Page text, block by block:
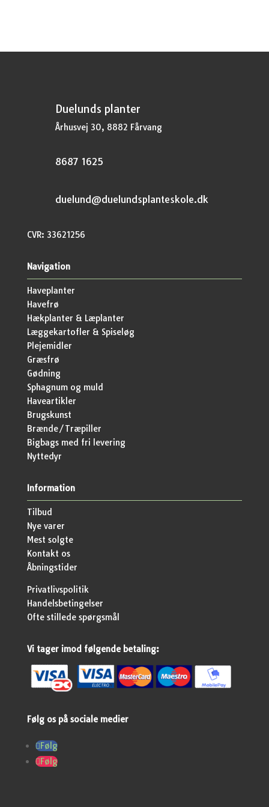
Duelunds planter
Århusvej 30, 8882 Fårvang
8687 1625
duelund@duelundsplanteskole.dk
CVR: 33621256
Navigation
Haveplanter
Havefrø
Hækplanter & Læplanter
Læggekartofler & Spiseløg
Plejemidler
Græsfrø
Gødning
Sphagnum og muld
Haveartikler
Brugskunst
Brænde/Træpiller
Bigbags med fri levering
Nyttedyr
Information
Tilbud
Nye varer
Mest solgte
Kontakt os
Åbningstider
Privatlivspolitik
Handelsbetingelser
Ofte stillede spørgsmål
Vi tager imod følgende betaling:
Følg os på sociale medier
Følg
Følg